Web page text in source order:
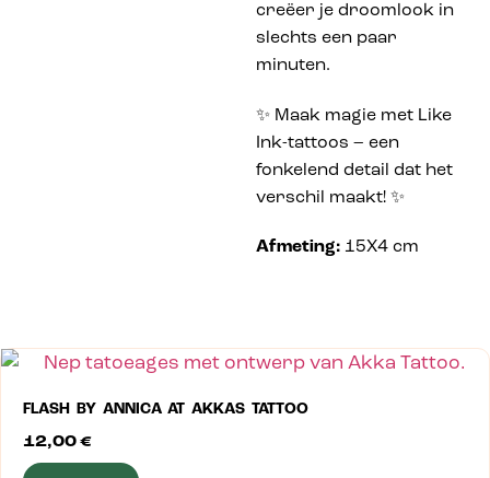
creëer je droomlook in
slechts een paar
minuten.
✨ Maak magie met Like
Ink-tattoos – een
fonkelend detail dat het
verschil maakt! ✨
Afmeting: 15X4 cm
FLASH BY ANNICA AT AKKAS TATTOO
12,00 €